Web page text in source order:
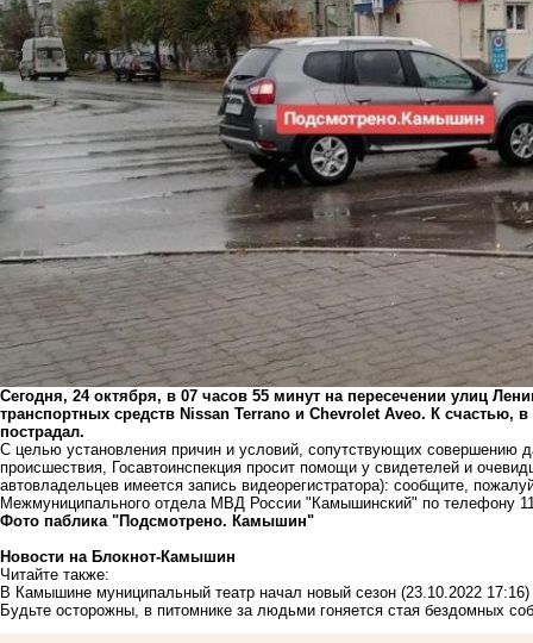
Сегодня, 24 октября, в 07 часов 55 минут на пересечении улиц
транспортных средств Nissan Terrano и Chevrolet Aveo. К счастью,
пострадал.
С целью установления причин и условий, сопутствующих совершению
происшествия, Госавтоинспекция просит помощи у свидетелей и
автовладельцев имеется запись видеорегистратора): сообщите,
Межмуниципального отдела МВД России "Камышинский" по телефону
Фото паблика "Подсмотрено. Камышин"
Новости на Блoкнoт-Камышин
Читайте также:
В Камышине муниципальный театр начал новый сезон (23.10.2022 17:16)
Будьте осторожны, в питомнике за людьми гоняется стая бездомных